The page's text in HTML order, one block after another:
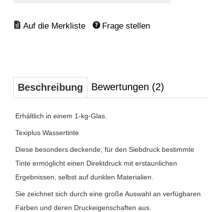
Frage stellen
Beschreibung Bewertungen (2)
Erhältlich in einem 1-kg-Glas.
Texiplus Wassertinte
Diese besonders deckende, für den Siebdruck bestimmte
Tinte ermöglicht einen Direktdruck mit erstaunlichen
Ergebnissen, selbst auf dunklen Materialien.
Sie zeichnet sich durch eine große Auswahl an verfügbaren
Farben und deren Druckeigenschaften aus.